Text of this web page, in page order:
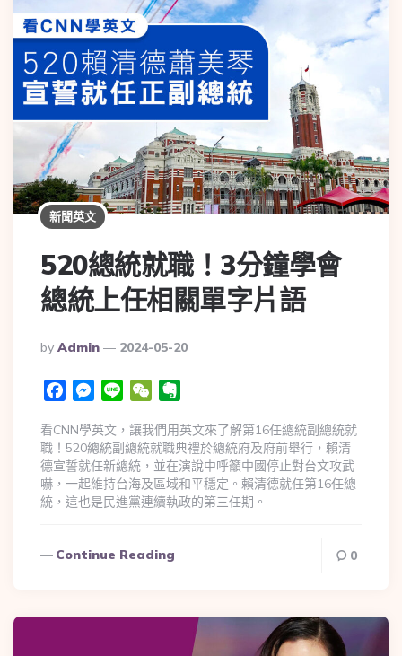
新聞英文
520總統就職！3分鐘學會
總統上任相關單字片語
By Admin 2024-05-20
FacebookMessenger
Line WeChat
看CNN學英文，讓我們用英文來了解第16任總統副總統就
職！520總統副總統就職典禮於總統府及府前舉行，賴清
德宣誓就任新總統，並在演說中呼籲中國停止對台文攻武
嚇，一起維持台海及區域和平穩定。賴清德就任第16任總
統，這也是民進黨連續執政的第三任期。
Continue Reading 0